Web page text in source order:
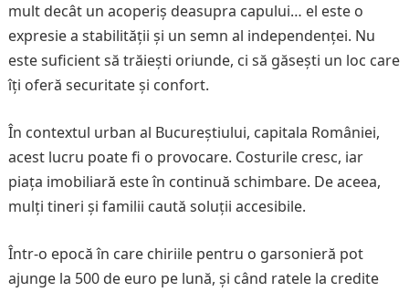
mult decât un acoperiș deasupra capului… el este o
expresie a stabilității și un semn al independenței. Nu
este suficient să trăiești oriunde, ci să găsești un loc care
îți oferă securitate și confort.
În contextul urban al Bucureștiului, capitala României,
acest lucru poate fi o provocare. Costurile cresc, iar
piața imobiliară este în continuă schimbare. De aceea,
mulți tineri și familii caută soluții accesibile.
Într-o epocă în care chiriile pentru o garsonieră pot
ajunge la 500 de euro pe lună, și când ratele la credite